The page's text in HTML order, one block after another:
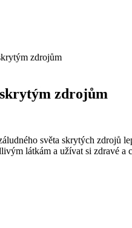
zdrojům
zdrojům
světa skrytých zdrojů
látkám a užívat si zdravé